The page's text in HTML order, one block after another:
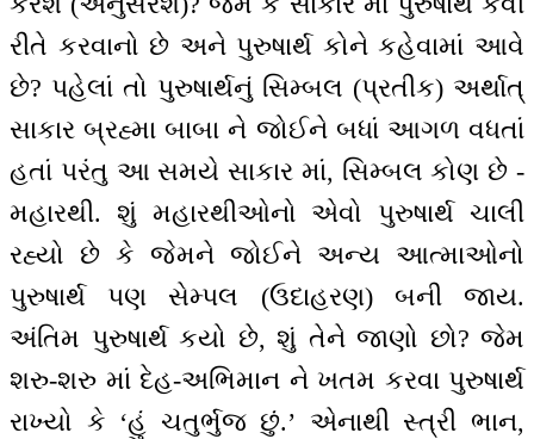
રીતે કરવાનો છે અને પુરુષાર્થ કોને કહેવામાં આવે
છે? પહેલાં તો પુરુષાર્થનું સિમ્બલ (પ્રતીક) અર્થાત્
સાકાર બ્રહ્મા બાબા ને જોઈને બધાં આગળ વધતાં
હતાં પરંતુ આ સમયે સાકાર માં, સિમ્બલ કોણ છે -
મહારથી. શું મહારથીઓનો એવો પુરુષાર્થ ચાલી
રહ્યો છે કે જેમને જોઈને અન્ય આત્માઓનો
પુરુષાર્થ પણ સેમ્પલ (ઉદાહરણ) બની જાય.
અંતિમ પુરુષાર્થ કયો છે, શું તેને જાણો છો? જેમ
શરુ-શરુ માં દેહ-અભિમાન ને ખતમ કરવા પુરુષાર્થ
રાખ્યો કે ‘હું ચતુર્ભુજ છું.’ એનાથી સ્ત્રી ભાન,